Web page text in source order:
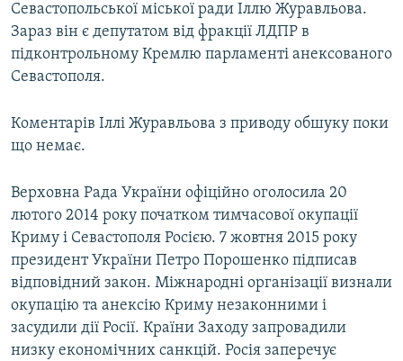
Севастопольської міської ради Іллю Журавльова.
Зараз він є депутатом від фракції ЛДПР в
підконтрольному Кремлю парламенті анексованого
Севастополя.
Коментарів Іллі Журавльова з приводу обшуку поки
що немає.
Верховна Рада України офіційно оголосила 20
лютого 2014 року початком тимчасової окупації
Криму і Севастополя Росією. 7 жовтня 2015 року
президент України Петро Порошенко підписав
відповідний закон. Міжнародні організації визнали
окупацію та анексію Криму незаконними і
засудили дії Росії. Країни Заходу запровадили
низку економічних санкцій. Росія заперечує